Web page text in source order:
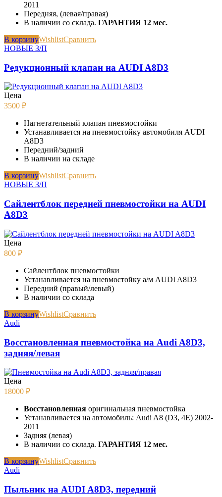
2011
Передняя, (левая/правая)
В наличии со склада. ГАРАНТИЯ 12 мес.
В корзинуWishlistСравнить
НОВЫЕ З/П
Редукционный клапан на AUDI A8D3
Цена
3500 ₽
Нагнетательный клапан пневмостойки
Устанавливается на пневмостойку автомобиля AUDI
A8D3
Передний/задний
В наличии на складе
В корзинуWishlistСравнить
НОВЫЕ З/П
Сайлентблок передней пневмостойки на AUDI
A8D3
Цена
800 ₽
Сайлентблок пневмостойки
Устанавливается на пневмостойку а/м AUDI A8D3
Передний (правый/левый)
В наличии со склада
В корзинуWishlistСравнить
Audi
Восстановленная пневмостойка на Audi A8D3,
задняя/левая
Цена
18000 ₽
Восстановленная оригинальная пневмостойка
Устанавливается на автомобиль: Audi A8 (D3, 4E) 2002-
2011
Задняя (левая)
В наличии со склада. ГАРАНТИЯ 12 мес.
В корзинуWishlistСравнить
Audi
Пыльник на AUDI A8D3, передний